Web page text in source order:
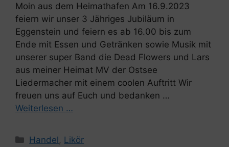
Moin aus dem Heimathafen Am 16.9.2023
feiern wir unser 3 Jähriges Jubiläum in
Eggenstein und feiern es ab 16.00 bis zum
Ende mit Essen und Getränken sowie Musik mit
unserer super Band die Dead Flowers und Lars
aus meiner Heimat MV der Ostsee
Liedermacher mit einem coolen Auftritt Wir
freuen uns auf Euch und bedanken …
Weiterlesen …
Kategorien
Handel, Likör